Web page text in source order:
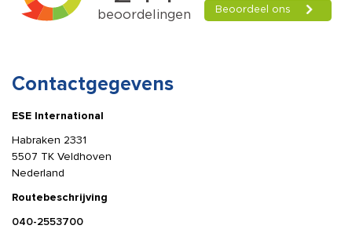
Contactgegevens
ESE International
Habraken 2331
5507 TK Veldhoven
Nederland
Routebeschrijving
040-2553700